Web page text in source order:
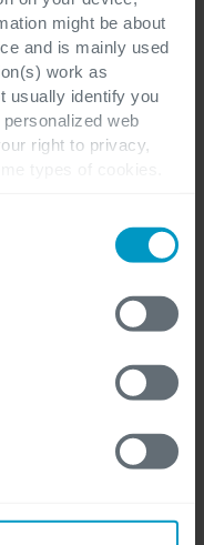
might be about
and is mainly used
work as
usually identify you
web
right to privacy,
be aware that
may be impacted
the website and the
Mehr
festen